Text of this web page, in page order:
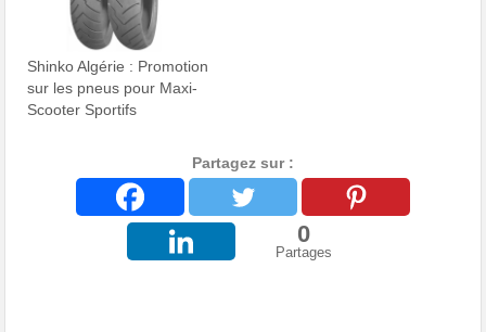
Shinko Algérie : Promotion
sur les pneus pour Maxi-
Scooter Sportifs
Partagez sur :
0
Partages